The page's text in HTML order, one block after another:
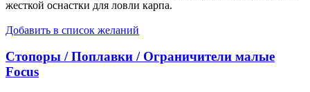
жесткой оснастки для ловли карпа.
Добавить в список желаний
Стопоры / Поплавки / Ограничители малые
Focus